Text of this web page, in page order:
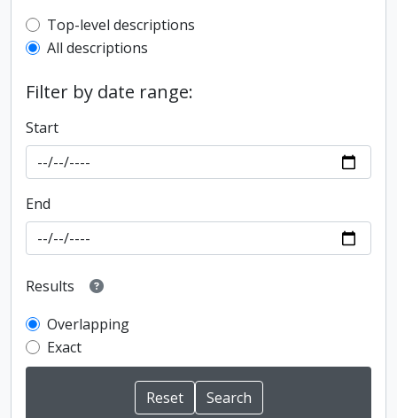
Top-level description filter
Top-level descriptions
All descriptions
Filter by date range:
Start
End
Results
Overlapping
Exact